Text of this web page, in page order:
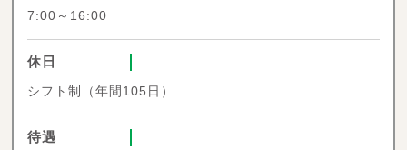
7:00～16:00
休日
シフト制（年間105日）
待遇